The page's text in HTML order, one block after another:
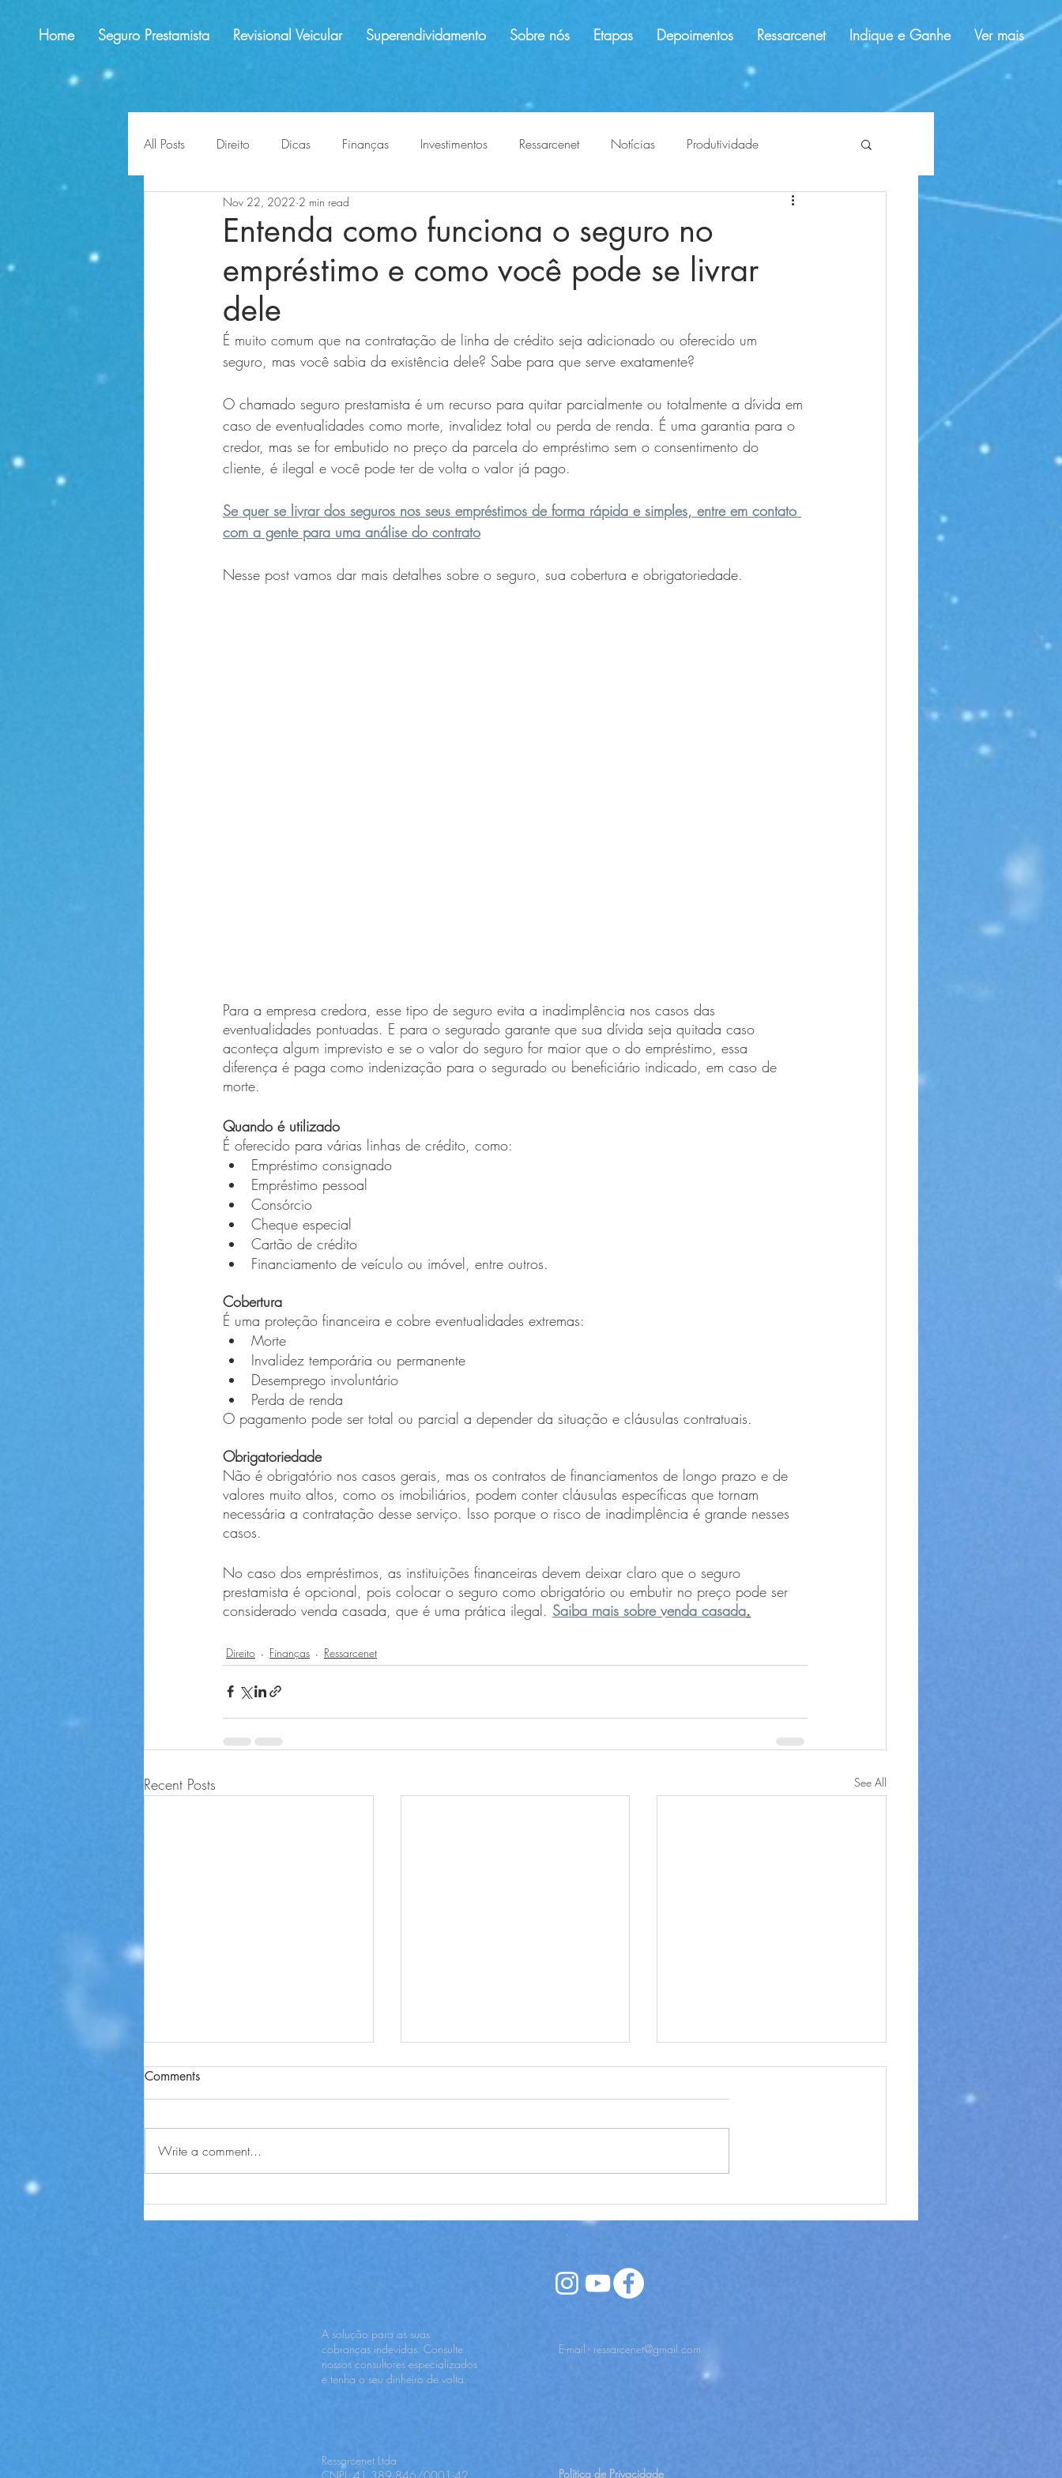
Home Seguro Prestamista Revisional Veicular Superendividamento Sobre nós Etapas Depoimentos Ressarcenet Indique e Ganhe Ver mais
All Posts Direito Dicas Finanças Investimentos Ressarcenet Notícias Produtividade
educação financeira lligações indevidas tendências
perspectivas
Entenda como funciona o seguro no
empréstimo e como você pode se livrar
dele
Nov 22, 2022 2 min read
É muito comum que na contratação de linha de crédito seja adicionado ou oferecido um
seguro, mas você sabia da existência dele? Sabe para que serve exatamente?
O chamado seguro prestamista é um recurso para quitar parcialmente ou totalmente a dívida em
caso de eventualidades como morte, invalidez total ou perda de renda. É uma garantia para o
credor, mas se for embutido no preço da parcela do empréstimo sem o consentimento do
cliente, é ilegal e você pode ter de volta o valor já pago.
Se quer se livrar dos seguros nos seus empréstimos de forma rápida e simples, entre em contato
com a gente para uma análise do contrato
Nesse post vamos dar mais detalhes sobre o seguro, sua cobertura e obrigatoriedade.
Para a empresa credora, esse tipo de seguro evita a inadimplência nos casos das
eventualidades pontuadas. E para o segurado garante que sua dívida seja quitada caso
aconteça algum imprevisto e se o valor do seguro for maior que o do empréstimo, essa
diferença é paga como indenização para o segurado ou beneficiário indicado, em caso de
morte.
Quando é utilizado
É oferecido para várias linhas de crédito, como:
Empréstimo consignado
Empréstimo pessoal
Consórcio
Cheque especial
Cartão de crédito
Financiamento de veículo ou imóvel, entre outros.
Cobertura
É uma proteção financeira e cobre eventualidades extremas:
Morte
Invalidez temporária ou permanente
Desemprego involuntário
Perda de renda
O pagamento pode ser total ou parcial a depender da situação e cláusulas contratuais.
Obrigatoriedade
Não é obrigatório nos casos gerais, mas os contratos de financiamentos de longo prazo e de
valores muito altos, como os imobiliários, podem conter cláusulas específicas que tornam
necessária a contratação desse serviço. Isso porque o risco de inadimplência é grande nesses
casos.
No caso dos empréstimos, as instituições financeiras devem deixar claro que o seguro
prestamista é opcional, pois colocar o seguro como obrigatório ou embutir no preço pode ser
considerado venda casada, que é uma prática ilegal. Saiba mais sobre venda casada.
Direito Finanças Ressarcenet
Recent Posts See All
prazo para pedir
“prova de vida” para enganar
Restituir Idosa Vítima de
Comments
Write a comment...
A solução para as suas
cobranças indevidas. Consulte
nossos consultores especializados
e tenha o seu dinheiro de volta.
Ressarcenet Ltda
E-mail - ressarcenet@gmail.com
Política de Privacidade